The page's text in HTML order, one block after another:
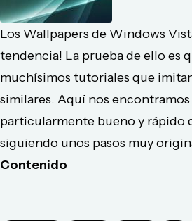
Los Wallpapers de Windows
tendencia! La prueba de ello es
muchísimos tutoriales que
similares. Aquí nos
particularmente bueno y rápido
siguiendo unos pasos muy
Contenido